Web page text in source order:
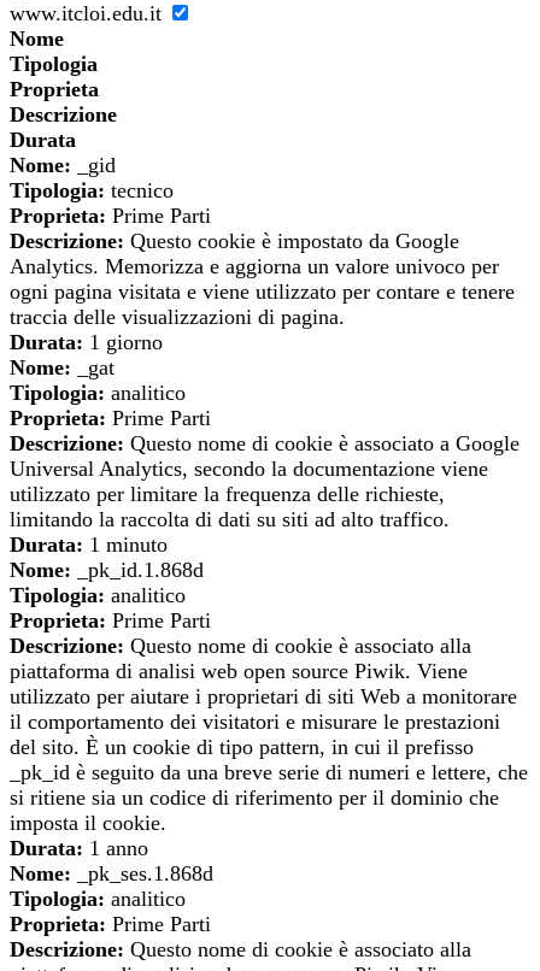
www.itcloi.edu.it
Nome
Tipologia
Proprieta
Descrizione
Durata
Nome: _gid
Tipologia: tecnico
Proprieta: Prime Parti
Descrizione: Questo cookie è impostato da Google
Analytics. Memorizza e aggiorna un valore univoco per
ogni pagina visitata e viene utilizzato per contare e tenere
traccia delle visualizzazioni di pagina.
Durata: 1 giorno
Nome: _gat
Tipologia: analitico
Proprieta: Prime Parti
Descrizione: Questo nome di cookie è associato a Google
Universal Analytics, secondo la documentazione viene
utilizzato per limitare la frequenza delle richieste,
limitando la raccolta di dati su siti ad alto traffico.
Durata: 1 minuto
Nome: _pk_id.1.868d
Tipologia: analitico
Proprieta: Prime Parti
Descrizione: Questo nome di cookie è associato alla
piattaforma di analisi web open source Piwik. Viene
utilizzato per aiutare i proprietari di siti Web a monitorare
il comportamento dei visitatori e misurare le prestazioni
del sito. È un cookie di tipo pattern, in cui il prefisso
_pk_id è seguito da una breve serie di numeri e lettere, che
si ritiene sia un codice di riferimento per il dominio che
imposta il cookie.
Durata: 1 anno
Nome: _pk_ses.1.868d
Tipologia: analitico
Proprieta: Prime Parti
Descrizione: Questo nome di cookie è associato alla